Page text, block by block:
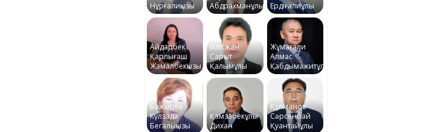
Нұрғалиқызы
Абдрахманұлы
Ердіғалиұлы
Айдарбек
Қарлығаш
Жамалбекқызы
Әлісжан
Сарқыт
Қалымұлы
Жұмағали
Алмас
Қабдымәжитұлы
Бажықова
Күлзада
Бегалықызы
Қамзабекұлы
Дихан
Құлманов
Сәрсенбай
Қуантайұлы